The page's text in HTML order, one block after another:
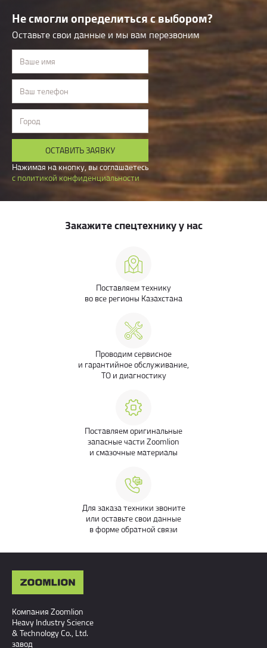
Не смогли определиться с выбором?
Оставьте свои данные и мы вам перезвоним
Ваше имя
Ваш телефон
Город
ОСТАВИТЬ ЗАЯВКУ
Нажимая на кнопку, вы соглашаетесь
с политикой конфиденциальности
Закажите спецтехнику у нас
Поставляем технику
во все регионы Казахстана
Проводим сервисное
и гарантийное обслуживание,
ТО и диагностику
Поставляем оригинальные
запасные части Zoomlion
и смазочные материалы
Для заказа техники звоните
или оставьте свои данные
в форме обратной связи
Компания Zoomlion
Heavy Industry Science
& Technology Co., Ltd.
завод